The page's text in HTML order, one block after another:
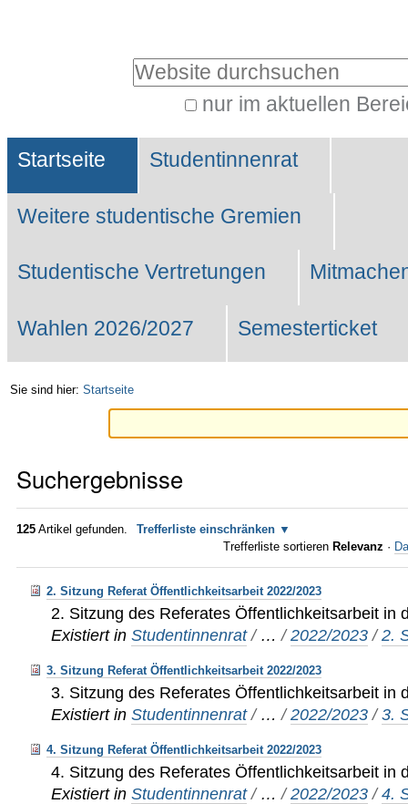
Website durchsuchen
nur im aktuellen
Suche…
Sektionen
Startseite Studentinnenrat
Weitere studentische Gremien
Studentische Vertretungen
Wahlen 2026/2027 Semesterticket
Sie sind hier: Startseite
Suchergebnisse
125 Artikel gefunden.
Trefferliste einschränken
Trefferliste sortieren Relevanz ·
2. Sitzung Referat Öffentlichkeitsarbeit 2022/2023
2. Sitzung des Referates Öffentlichkeitsarbeit in
Existiert in Studentinnenrat / …/2022/2023 /2.
3. Sitzung Referat Öffentlichkeitsarbeit 2022/2023
3. Sitzung des Referates Öffentlichkeitsarbeit in
Existiert in Studentinnenrat / …/2022/2023 /3.
4. Sitzung Referat Öffentlichkeitsarbeit 2022/2023
4. Sitzung des Referates Öffentlichkeitsarbeit in
Existiert in Studentinnenrat / …/2022/2023 /4.